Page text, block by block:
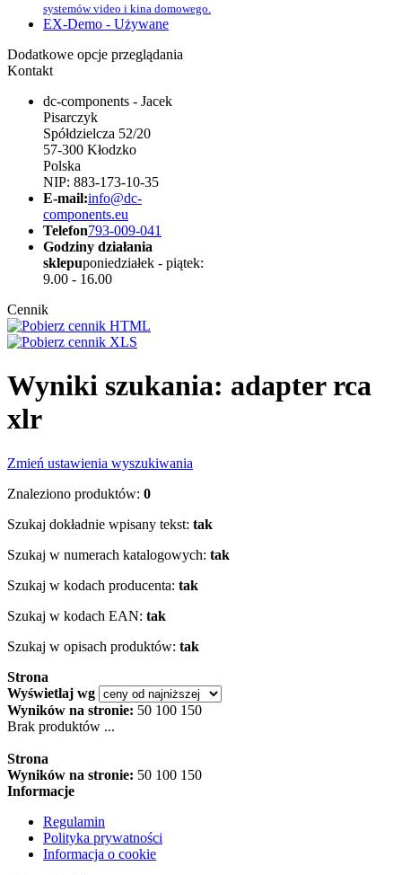
systemów video i kina domowego.
EX-Demo - Używane
Dodatkowe opcje przeglądania
Kontakt
dc-components - Jacek
Pisarczyk
Spółdzielcza 52/20
57-300 Kłodzko
Polska
NIP: 883-173-10-35
E-mail:info@dc-
components.eu
Telefon793-009-041
Godziny działania
sklepuponiedziałek - piątek:
9.00 - 16.00
Cennik
Wyniki szukania: adapter rca
xlr
Zmień ustawienia wyszukiwania
Znaleziono produktów: 0
Szukaj dokładnie wpisany tekst: tak
Szukaj w numerach katalogowych: tak
Szukaj w kodach producenta: tak
Szukaj w kodach EAN: tak
Szukaj w opisach produktów: tak
Strona
Wyświetlaj wg
Wyników na stronie: 50 100 150
Brak produktów ...
Strona
Wyników na stronie: 50 100 150
Informacje
Regulamin
Polityka prywatności
Informacja o cookie